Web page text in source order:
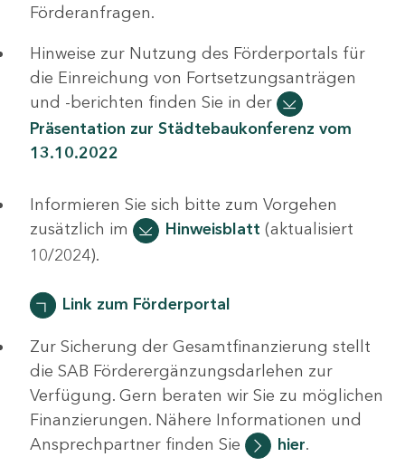
Förderanfragen.
Hinweise zur Nutzung des Förderportals für
die Einreichung von Fortsetzungsanträgen
und -berichten finden Sie in der
Präsentation zur Städtebaukonferenz vom
13.10.2022
Informieren Sie sich bitte zum Vorgehen
zusätzlich im
Hinweisblatt (aktualisiert
10/2024).
Link zum Förderportal
Zur Sicherung der Gesamtfinanzierung stellt
die SAB Förderergänzungsdarlehen zur
Verfügung. Gern beraten wir Sie zu möglichen
Finanzierungen. Nähere Informationen und
Ansprechpartner finden Sie
hier.